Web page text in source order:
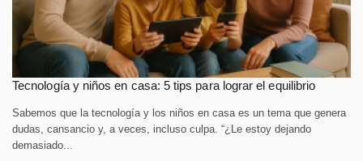
Tecnología y niños en casa: 5 tips para lograr el equilibrio
Sabemos que la tecnología y los niños en casa es un tema que genera
dudas, cansancio y, a veces, incluso culpa. “¿Le estoy dejando
demasiado...